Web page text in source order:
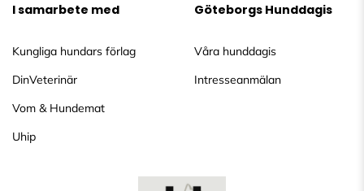
I samarbete med
Kungliga hundars förlag
DinVeterinär
Vom & Hundemat
Uhip
Göteborgs Hunddagis
Våra hunddagis
Intresseanmälan